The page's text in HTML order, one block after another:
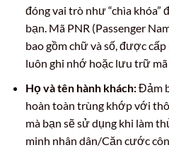
đóng vai trò như “chìa khóa”
bạn. Mã PNR (Passenger
bao gồm chữ và số, được
luôn ghi nhớ hoặc lưu trữ
Họ và tên hành khách:Đảm
hoàn toàn trùng khớp với
mà bạn sẽ sử dụng khi làm
minh nhân dân/Căn cước